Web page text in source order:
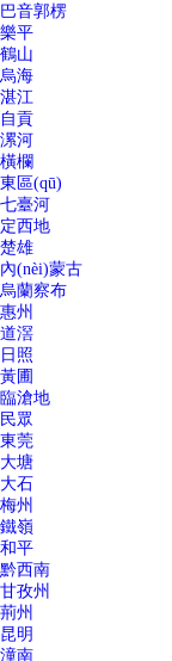
巴音郭楞
樂平
鶴山
烏海
湛江
自貢
漯河
橫欄
東區(qū)
七臺河
定西地
楚雄
內(nèi)蒙古
烏蘭察布
惠州
道滘
日照
黃圃
臨滄地
民眾
東莞
大塘
大石
梅州
鐵嶺
和平
黔西南
甘孜州
荊州
昆明
潼南